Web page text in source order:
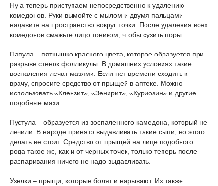
Ну а теперь приступаем непосредственно к удалению
комедонов. Руки вымойте с мылом и двумя пальцами
надавите на пространство вокруг точки. После удаления всех
комедонов смажьте лицо тоником, чтобы сузить поры.
Папула – пятнышко красного цвета, которое образуется при
разрыве стенок фолликулы. В домашних условиях такие
воспаления лечат мазями. Если нет времени сходить к
врачу, спросите средство от прыщей в аптеке. Можно
использовать «Клензит», «Зенирит», «Куриозин» и другие
подобные мази.
Пустула – образуется из воспаленного камедона, который не
лечили. В народе принято выдавливать такие сыпи, но этого
делать не стоит. Средство от прыщей на лице подобного
рода такое же, как и от черных точек, только теперь после
распаривания ничего не надо выдавливать.
Узелки – прыщи, которые болят и нарывают. Их также